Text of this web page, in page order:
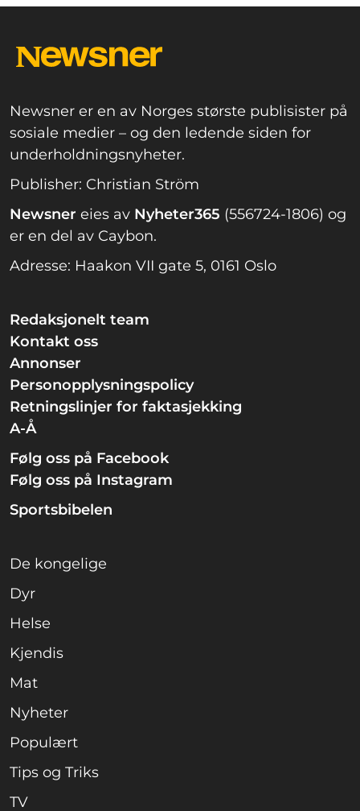
Newsner er en av Norges største publisister på
sosiale medier – og den ledende siden for
underholdningsnyheter.
Publisher: Christian Ström
Newsner eies av Nyheter365 (556724-1806) og
er en del av Caybon.
Adresse: Haakon VII gate 5, 0161 Oslo
Redaksjonelt team
Kontakt oss
Annonser
Personopplysningspolicy
Retningslinjer for faktasjekking
A-Å
Følg oss på Facebook
Følg oss på Instagram
Sportsbibelen
De kongelige
Dyr
Helse
Kjendis
Mat
Nyheter
Populært
Tips og Triks
TV